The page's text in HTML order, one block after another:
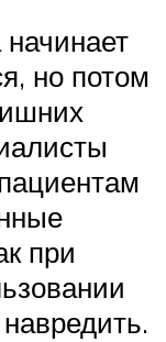
но потом
при